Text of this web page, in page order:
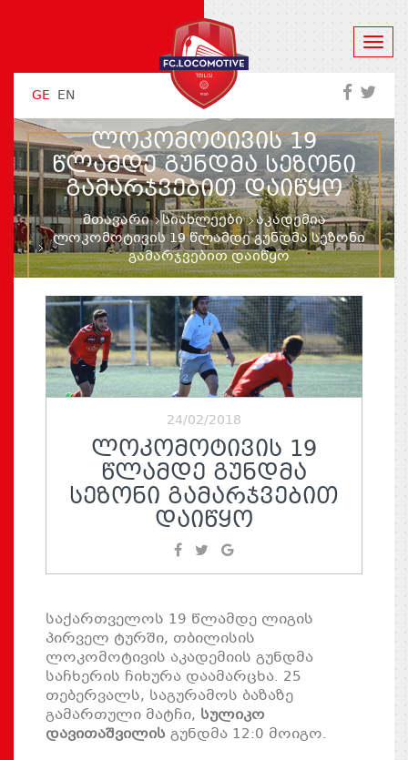
GE EN
ᲚᲝᲙᲝᲛᲝᲢᲘᲕᲘᲡ 19
ᲬᲚᲐᲛᲓᲔ ᲒᲣᲜᲓᲛᲐ ᲡᲔᲖᲝᲜᲘ
ᲒᲐᲛᲐᲠᲯᲕᲔᲑᲘᲗ ᲓᲐᲘᲬᲧᲝ
მთავარი სიახლეები
აკადემია
ლოკომოტივის 19 წლამდე გუნდმა სეზონი
გამარჯვებით დაიწყო
24/02/2018
ᲚᲝᲙᲝᲛᲝᲢᲘᲕᲘᲡ 19
ᲬᲚᲐᲛᲓᲔ ᲒᲣᲜᲓᲛᲐ
ᲡᲔᲖᲝᲜᲘ ᲒᲐᲛᲐᲠᲯᲕᲔᲑᲘᲗ
ᲓᲐᲘᲬᲧᲝ
საქართველოს 19 წლამდე ლიგის
პირველ ტურში, თბილისის
ლოკომოტივის აკადემიის გუნდმა
საჩხერის ჩიხურა დაამარცხა. 25
თებერვალს, საგურამოს ბაზაზე
გამართული მატჩი, სულიკო
დავითაშვილის გუნდმა 12:0 მოიგო.